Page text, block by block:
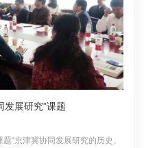
发展研究”课题
“京津冀协同发展研究的历史、